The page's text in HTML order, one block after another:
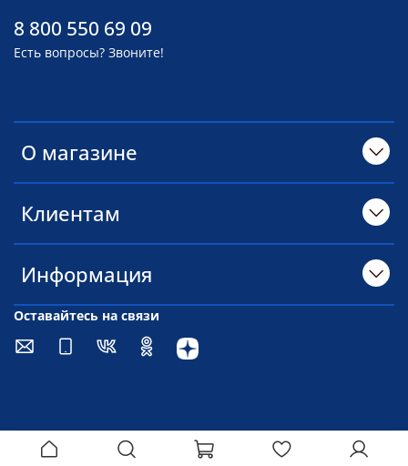
О магазине
Клиентам
Информация
8 800 550 69 09
Есть вопросы? Звоните!
Оставайтесь на связи